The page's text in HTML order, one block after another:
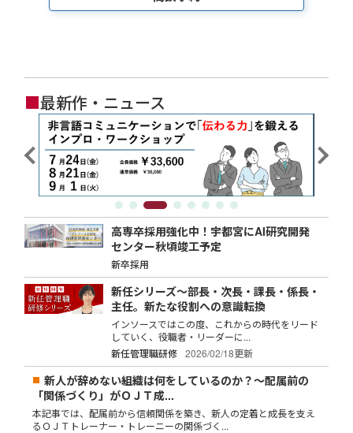
■最新作・ニュース
高専卒採用強化中！宇都宮にAI研究開発
センター秋頃竣工予定
新卒採用
新任シリーズ～部長・次長・課長・係長・
主任。新たな役割への意識転換
インソースではこの度、これからの時代をリード
していく、役職者・リーダーに...
新任管理職研修
2026/02/18更新
新人が辞めない組織は何をしているのか？～配属前の
「関係づくり」がＯＪＴ成...
本記事では、配属前から信頼関係を築き、新人の定着と成長を支え
るＯＪＴトレーナー・トレーニーの関係づく...